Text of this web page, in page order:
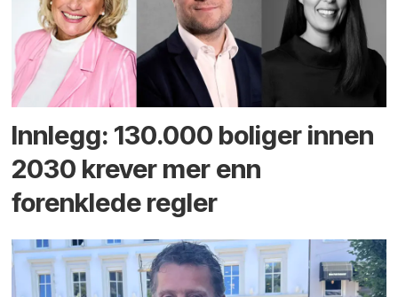
Innlegg: 130.000 boliger innen
2030 krever mer enn
forenklede regler